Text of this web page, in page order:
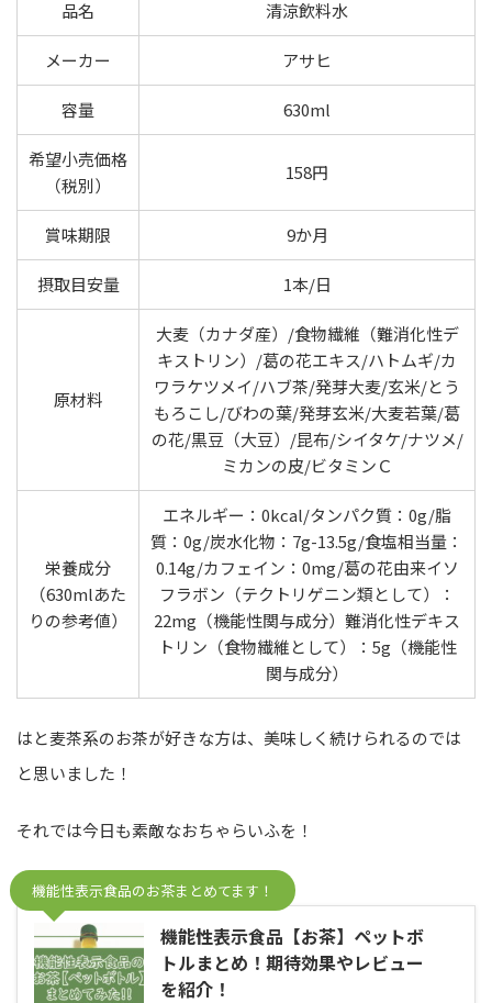
品名 清涼飲料水
メーカー アサヒ
容量 630ml
希望小売価格
（税別）
158円
賞味期限 9か月
摂取目安量 1本/日
原材料
大麦（カナダ産）/食物繊維（難消化性デ
キストリン）/葛の花エキス/ハトムギ/カ
ワラケツメイ/ハブ茶/発芽大麦/玄米/とう
もろこし/びわの葉/発芽玄米/大麦若葉/葛
の花/黒豆（大豆）/昆布/シイタケ/ナツメ/
ミカンの皮/ビタミンＣ
栄養成分
（630mlあた
りの参考値）
エネルギー：0kcal/タンパク質：0g/脂
質：0g/炭水化物：7g-13.5g/食塩相当量：
0.14g/カフェイン：0mg/葛の花由来イソ
フラボン（テクトリゲニン類として）：
22mg（機能性関与成分）難消化性デキス
トリン（食物繊維として）：5g（機能性
関与成分）
はと麦茶系のお茶が好きな方は、美味しく続けられるのでは
と思いました！
それでは今日も素敵なおちゃらいふを！
機能性表示食品のお茶まとめてます！
機能性表示食品【お茶】ペットボ
トルまとめ！期待効果やレビュー
を紹介！